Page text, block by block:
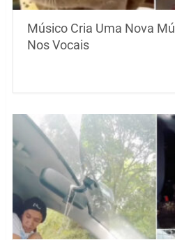
Músico Cria Uma Nova
Nos Vocais